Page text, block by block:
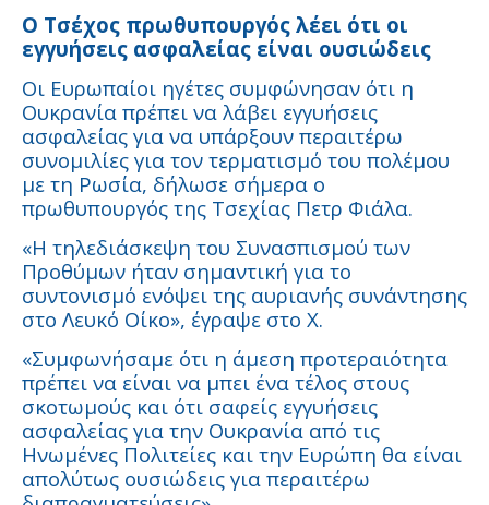
Ο Τσέχος πρωθυπουργός λέει ότι οι
εγγυήσεις ασφαλείας είναι ουσιώδεις
Οι Ευρωπαίοι ηγέτες συμφώνησαν ότι η
Ουκρανία πρέπει να λάβει εγγυήσεις
ασφαλείας για να υπάρξουν περαιτέρω
συνομιλίες για τον τερματισμό του πολέμου
με τη Ρωσία, δήλωσε σήμερα ο
πρωθυπουργός της Τσεχίας Πετρ Φιάλα.
«Η τηλεδιάσκεψη του Συνασπισμού των
Προθύμων ήταν σημαντική για το
συντονισμό ενόψει της αυριανής συνάντησης
στο Λευκό Οίκο», έγραψε στο X.
«Συμφωνήσαμε ότι η άμεση προτεραιότητα
πρέπει να είναι να μπει ένα τέλος στους
σκοτωμούς και ότι σαφείς εγγυήσεις
ασφαλείας για την Ουκρανία από τις
Ηνωμένες Πολιτείες και την Ευρώπη θα είναι
απολύτως ουσιώδεις για περαιτέρω